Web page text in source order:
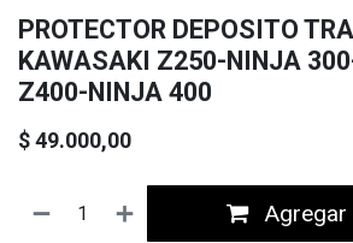
PROTECTOR DEPOSITO
KAWASAKI Z250-NINJA
Z400-NINJA 400
$49.000,00